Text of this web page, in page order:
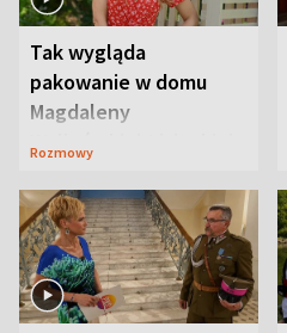
Tak wygląda
pakowanie w domu
Magdaleny
Waligórskiej-Lisieckiej.
Rozmowy